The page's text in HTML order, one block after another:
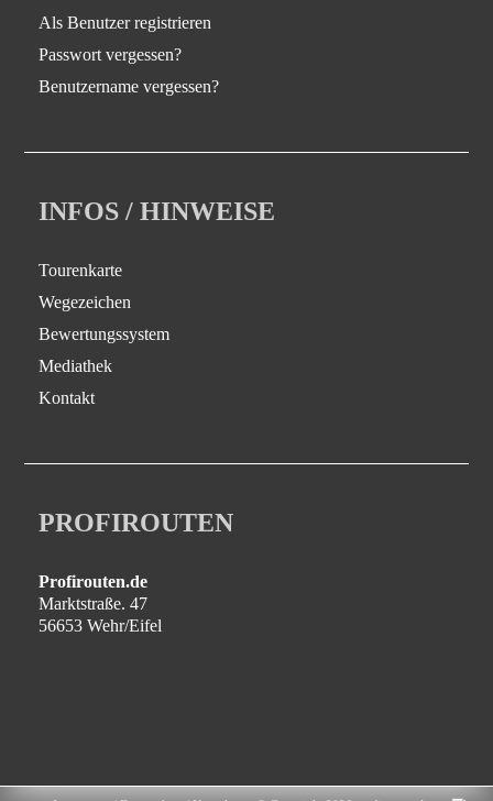
Als Benutzer registrieren
Passwort vergessen?
Benutzername vergessen?
INFOS / HINWEISE
Tourenkarte
Wegezeichen
Bewertungssystem
Mediathek
Kontakt
PROFIROUTEN
Profirouten.de
Marktstraße. 47
56653 Wehr/Eifel